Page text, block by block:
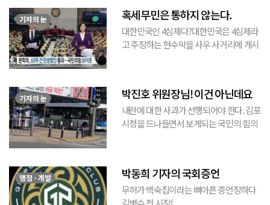
기자의 눈 혹세무민은 통하지 않는다.
대한민국인 4심제다?대한민국은 4심제라
고 주장하는 현수막을 사우 사거리에 게시
민(惑...
기자의 눈 박진호 위원장님! 이건 아닌데요
내란에 대한 사과가 선행되어야 한다. 김포
시청을 드나들면서 보게되는 국민의 힘의
이 하...
행정 · 개발 박동희 기자의 국회증언
무허가 백숙집이라는 뼈아픈 증언장하다